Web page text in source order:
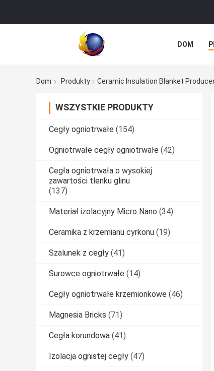
DOM
Dom Produkty Ceramic Insulation Blanket
WSZYSTKIE PRODUKTY
Cegły ogniotrwałe (154)
Ogniotrwałe cegły ogniotrwałe (42)
Cegła ogniotrwała o wysokiej
zawartości tlenku glinu
(137)
Materiał izolacyjny Micro Nano (34)
Ceramika z krzemianu cyrkonu (19)
Szalunek z cegły (41)
Surowce ogniotrwałe (14)
Cegły ogniotrwałe krzemionkowe (46)
Magnesia Bricks (71)
Cegła korundowa (41)
Izolacja ognistej cegły (47)